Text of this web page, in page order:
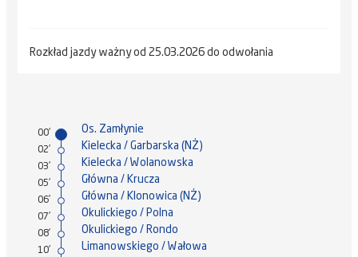
Rozkład jazdy ważny od 25.03.2026 do odwołania
00' Os. Zamłynie
02' Kielecka / Garbarska (NŻ)
03' Kielecka / Wolanowska
05' Główna / Krucza
06' Główna / Klonowica (NŻ)
07' Okulickiego / Polna
08' Okulickiego / Rondo
10' Limanowskiego / Wałowa